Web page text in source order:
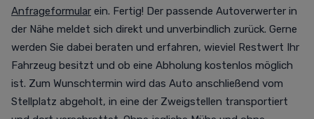
Anfrageformular ein. Fertig! Der passende Autoverwerter in
der Nähe meldet sich direkt und unverbindlich zurück. Gerne
werden Sie dabei beraten und erfahren, wieviel Restwert Ihr
Fahrzeug besitzt und ob eine Abholung kostenlos möglich
ist. Zum Wunschtermin wird das Auto anschließend vom
Stellplatz abgeholt, in eine der Zweigstellen transportiert